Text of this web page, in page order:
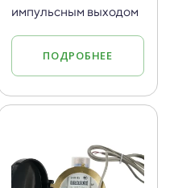
импульсным выходом
ПОДРОБНЕЕ